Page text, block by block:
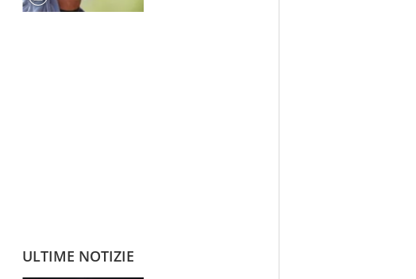
ULTIME NOTIZIE